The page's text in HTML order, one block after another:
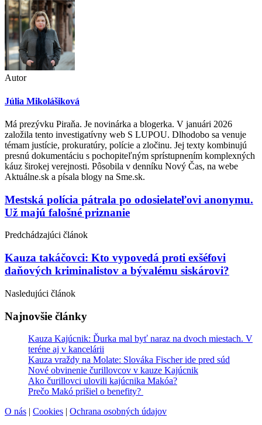
Autor
Júlia Mikolášiková
Má prezývku Piraňa. Je novinárka a blogerka. V januári 2026
založila tento investigatívny web S LUPOU. Dlhodobo sa venuje
témam justície, prokuratúry, polície a zločinu. Jej texty kombinujú
presnú dokumentáciu s pochopiteľným sprístupnením komplexných
káuz širokej verejnosti. Pôsobila v denníku Nový Čas, na webe
Aktuálne.sk a písala blogy na Sme.sk.
Post
navigation
Mestská polícia pátrala po odosielateľovi anonymu.
Už majú falošné priznanie
Predchádzajúci článok
Kauza takáčovci: Kto vypovedá proti exšéfovi
daňových kriminalistov a bývalému siskárovi?
Nasledujúci článok
Najnovšie články
Kauza Kajúcnik: Ďurka mal byť naraz na dvoch miestach. V
teréne aj v kancelárii
Kauza vraždy na Molate: Slováka Fischer ide pred súd
Nové obvinenie čurillovcov v kauze Kajúcnik
Ako čurillovci ulovili kajúcnika Makóa?
Prečo Makó prišiel o benefity?
O nás | Cookies | Ochrana osobných údajov